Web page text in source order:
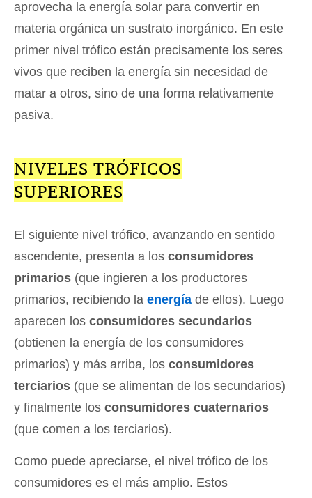
aprovecha la energía solar para convertir en
materia orgánica un sustrato inorgánico. En este
primer nivel trófico están precisamente los seres
vivos que reciben la energía sin necesidad de
matar a otros, sino de una forma relativamente
pasiva.
NIVELES TRÓFICOS
SUPERIORES
El siguiente nivel trófico, avanzando en sentido
ascendente, presenta a los consumidores
primarios (que ingieren a los productores
primarios, recibiendo la energía de ellos). Luego
aparecen los consumidores secundarios
(obtienen la energía de los consumidores
primarios) y más arriba, los consumidores
terciarios (que se alimentan de los secundarios)
y finalmente los consumidores cuaternarios
(que comen a los terciarios).
Como puede apreciarse, el nivel trófico de los
consumidores es el más amplio. Estos